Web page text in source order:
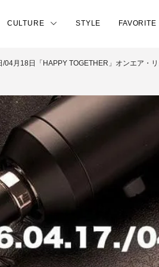
CULTURE STYLE FAVORITE
04月18日「HAPPY TOGETHER」オンエア・リ